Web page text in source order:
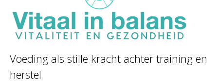
Voeding als stille kracht achter training en
herstel